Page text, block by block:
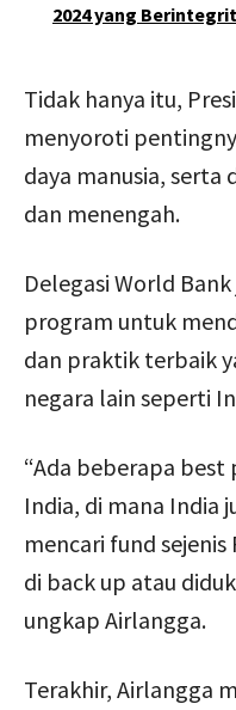
2024 yang
Tidak hanya itu,
menyoroti
daya manusia, serta
dan menengah.
Delegasi World
program untuk
dan praktik terbaik
negara lain seperti
“Ada beberapa
India, di mana India
mencari fund
di back up atau
ungkap Airlangga.
Terakhir, Airlangga